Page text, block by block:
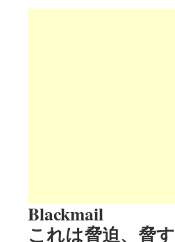
Blackmail
これは脅迫、脅す